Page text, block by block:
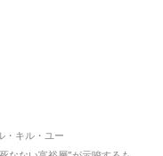
・キル・ユー